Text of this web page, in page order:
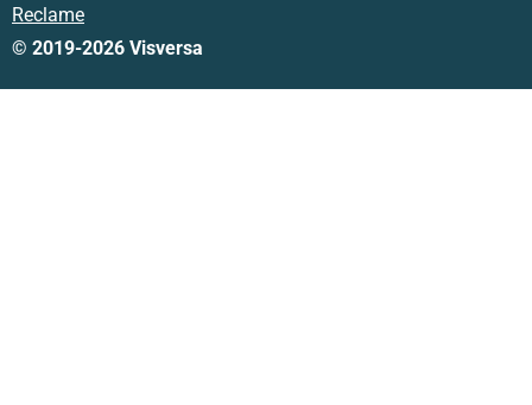
Reclame
© 2019-2026 Visversa